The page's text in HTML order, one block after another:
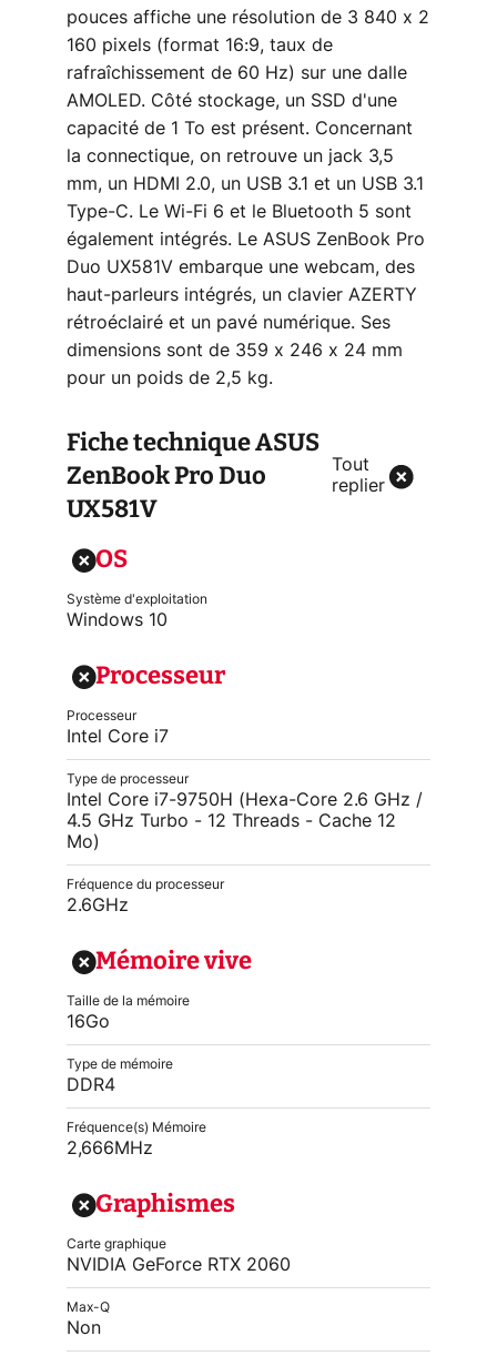
pouces affiche une résolution de 3 840 x 2
160 pixels (format 16:9, taux de
rafraîchissement de 60 Hz) sur une dalle
AMOLED. Côté stockage, un SSD d'une
capacité de 1 To est présent. Concernant
la connectique, on retrouve un jack 3,5
mm, un HDMI 2.0, un USB 3.1 et un USB 3.1
Type-C. Le Wi-Fi 6 et le Bluetooth 5 sont
également intégrés. Le ASUS ZenBook Pro
Duo UX581V embarque une webcam, des
haut-parleurs intégrés, un clavier AZERTY
rétroéclairé et un pavé numérique. Ses
dimensions sont de 359 x 246 x 24 mm
pour un poids de 2,5 kg.
Fiche techniqueASUS
ZenBook Pro Duo
UX581V
Tout
replier
OS
Système d'exploitation
Windows 10
Processeur
Processeur
Intel Core i7
Type de processeur
Intel Core i7-9750H (Hexa-Core 2.6 GHz /
4.5 GHz Turbo - 12 Threads - Cache 12
Mo)
Fréquence du processeur
2.6GHz
Mémoire vive
Taille de la mémoire
16Go
Type de mémoire
DDR4
Fréquence(s) Mémoire
2,666MHz
Graphismes
Carte graphique
NVIDIA GeForce RTX 2060
Max-Q
Non